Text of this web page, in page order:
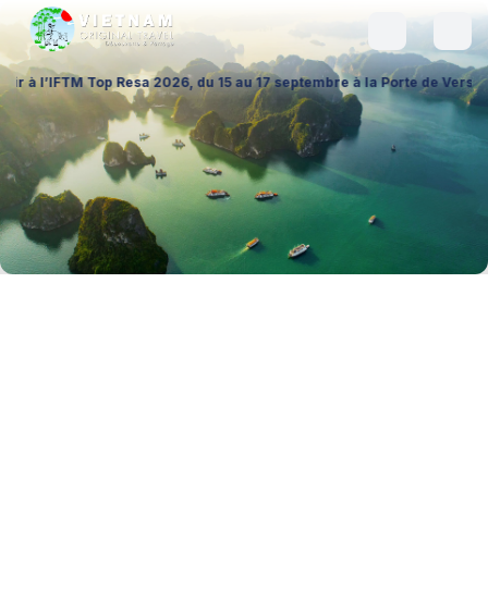
Resa 2026, du 15 au 17 septembre à la Porte de Versailles (Hall